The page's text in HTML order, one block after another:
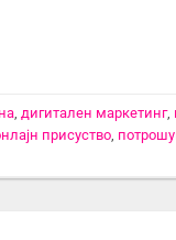
дигитален маркетинг,
присуство